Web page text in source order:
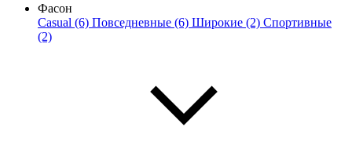
Фасон
Casual (6) Повседневные (6) Широкие (2) Спортивные
(2)